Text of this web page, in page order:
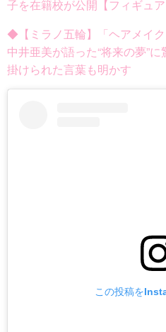
子を在籍校が公開【フィギュア
◆【ミラノ五輪】「ヘアメイク
中井亜美が語った“将来の夢”
掛けられた言葉も明かす
この投稿を